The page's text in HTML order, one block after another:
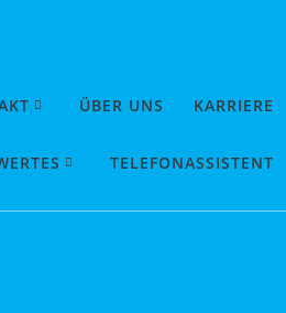
ÜBER UNS KARRIERE
TELEFONASSISTENT